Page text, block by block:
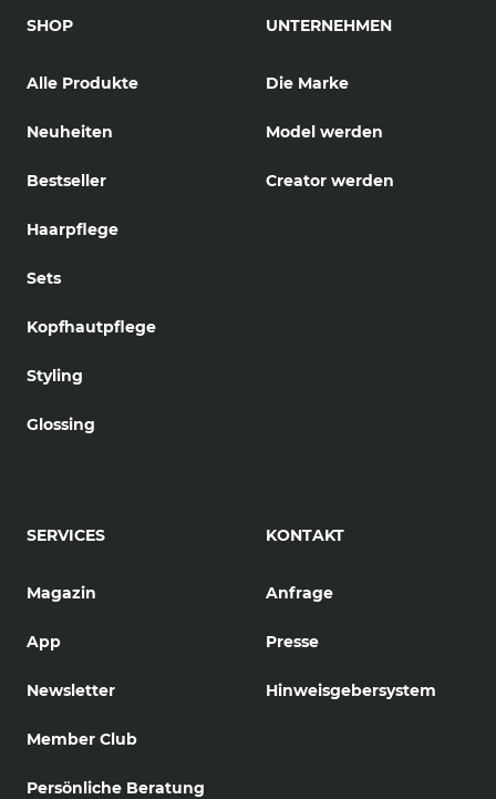
SHOP
Alle Produkte
Neuheiten
Bestseller
Haarpflege
Sets
Kopfhautpflege
Styling
Glossing
UNTERNEHMEN
Die Marke
Model werden
Creator werden
SERVICES
Magazin
App
Newsletter
Member Club
Persönliche Beratung
KONTAKT
Anfrage
Presse
Hinweisgebersystem